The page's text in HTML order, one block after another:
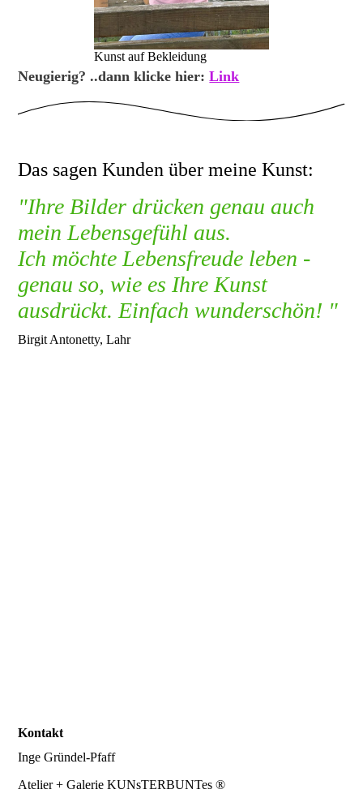
Kunst auf Bekleidung
Neugierig? ..dann klicke hier: Link
Das sagen Kunden über meine Kunst:
"Ihre Bilder drücken genau auch
mein Lebensgefühl aus.
Ich möchte Lebensfreude leben -
genau so, wie es Ihre Kunst
ausdrückt. Einfach wunderschön! "
Birgit Antonetty, Lahr
Kontakt
Inge Gründel-Pfaff
Atelier + Galerie KUNsTERBUNTes ®